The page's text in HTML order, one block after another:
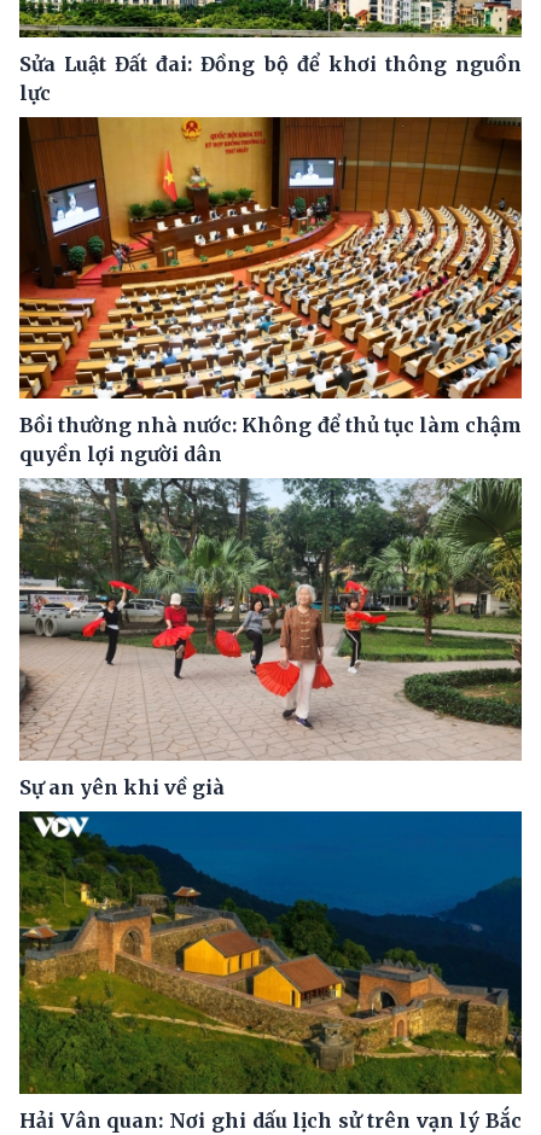
Sửa Luật Đất đai: Đồng bộ để khơi thông nguồn
lực
Bồi thường nhà nước: Không để thủ tục làm chậm
quyền lợi người dân
Sự an yên khi về già
Hải Vân quan: Nơi ghi dấu lịch sử trên vạn lý Bắc